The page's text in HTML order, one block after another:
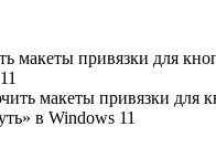
макеты привязки для
макеты привязки для
в Windows 11